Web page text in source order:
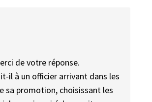
de votre réponse.
il à un officier arrivant dans les
sa promotion, choisissant les